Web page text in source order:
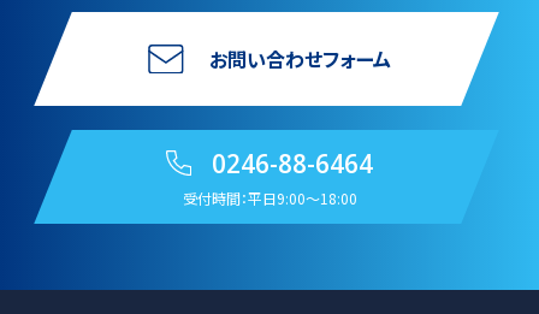
お問い合わせフォーム
0246-88-6464
受付時間：平日9:00〜18:00